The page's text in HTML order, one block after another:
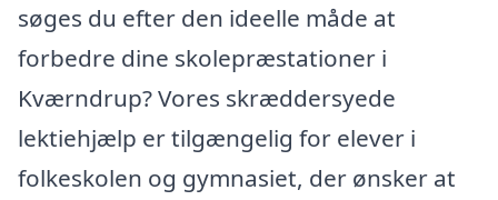
søges du efter den ideelle måde at
forbedre dine skolepræstationer i
Kværndrup? Vores skræddersyede
lektiehjælp er tilgængelig for elever i
folkeskolen og gymnasiet, der ønsker at